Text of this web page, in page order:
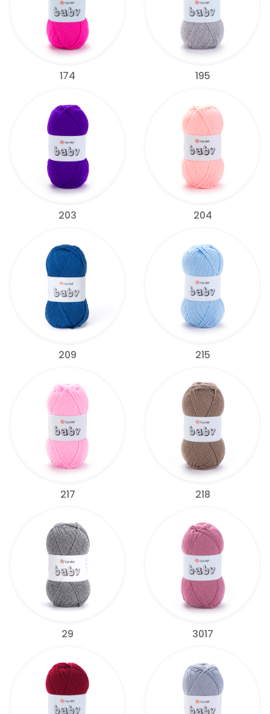
174 195
203 204
209 215
217 218
29 3017